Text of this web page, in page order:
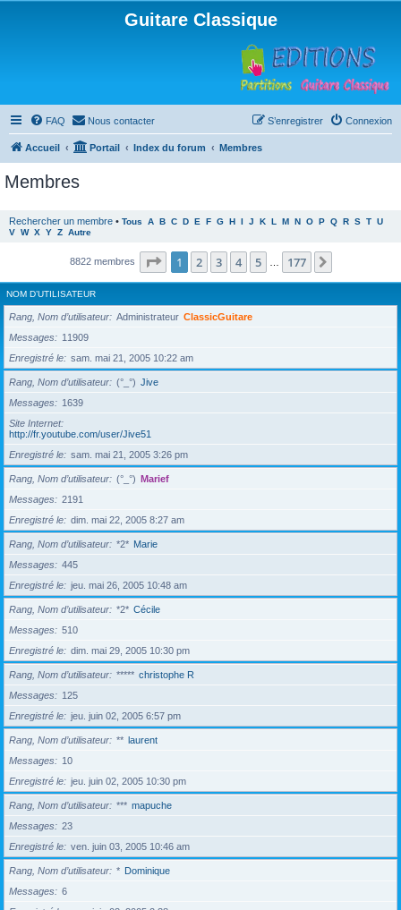
Guitare Classique
FAQ Nous contacter Connexion
S’enregistrer
Accueil Portail Index du forum Membres
Membres
Rechercher un membre • Tous A B C D E F G H I J K L M N O P Q R S T U
V W X Y Z Autre
8822 membres Page 1sur177
1 2 3 4 5 177
NOM D’UTILISATEUR
Rang, Nom d’utilisateur Administrateur ClassicGuitare
Messages
11909
Enregistré le
sam. mai 21, 2005 10:22 am
Rang, Nom d’utilisateur (°_°) Jive
Messages
1639
Site Internet
http://fr.youtube.com/user/Jive51
Enregistré le
sam. mai 21, 2005 3:26 pm
Rang, Nom d’utilisateur (°_°) Marief
Messages
2191
Enregistré le
dim. mai 22, 2005 8:27 am
Rang, Nom d’utilisateur *2* Marie
Messages
445
Enregistré le
jeu. mai 26, 2005 10:48 am
Rang, Nom d’utilisateur *2* Cécile
Messages
510
Enregistré le
dim. mai 29, 2005 10:30 pm
Rang, Nom d’utilisateur ***** christophe R
Messages
125
Enregistré le
jeu. juin 02, 2005 6:57 pm
Rang, Nom d’utilisateur ** laurent
Messages
10
Enregistré le
jeu. juin 02, 2005 10:30 pm
Rang, Nom d’utilisateur *** mapuche
Messages
23
Enregistré le
ven. juin 03, 2005 10:46 am
Rang, Nom d’utilisateur * Dominique
Messages
6